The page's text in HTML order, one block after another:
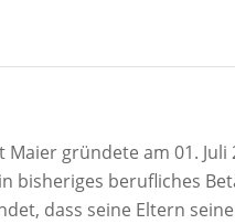
gründete am 01. Juli
bisheriges berufliches
dass seine Eltern